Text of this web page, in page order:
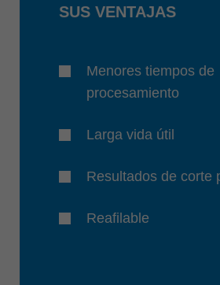
SUS VENTAJAS
Menores tiempos de
procesamiento
Larga vida útil
Resultados de corte
Reafilable